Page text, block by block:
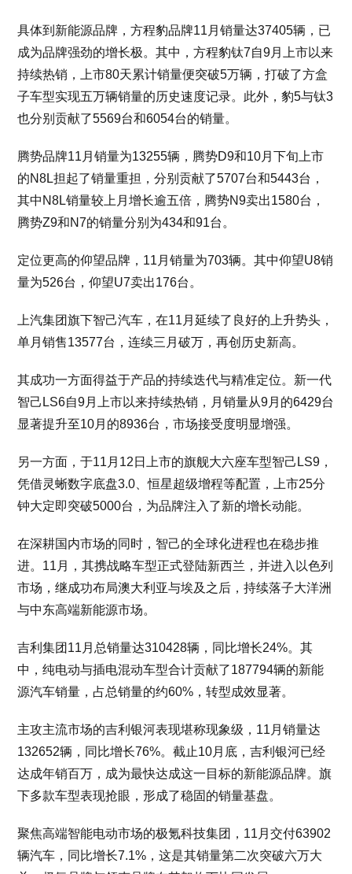
具体到新能源品牌，方程豹品牌11月销量达37405辆，已
成为品牌强劲的增长极。其中，方程豹钛7自9月上市以来
持续热销，上市80天累计销量便突破5万辆，打破了方盒
子车型实现五万辆销量的历史速度记录。此外，豹5与钛3
也分别贡献了5569台和6054台的销量。
腾势品牌11月销量为13255辆，腾势D9和10月下旬上市
的N8L担起了销量重担，分别贡献了5707台和5443台，
其中N8L销量较上月增长逾五倍，腾势N9卖出1580台，
腾势Z9和N7的销量分别为434和91台。
定位更高的仰望品牌，11月销量为703辆。其中仰望U8销
量为526台，仰望U7卖出176台。
上汽集团旗下智己汽车，在11月延续了良好的上升势头，
单月销售13577台，连续三月破万，再创历史新高。
其成功一方面得益于产品的持续迭代与精准定位。新一代
智己LS6自9月上市以来持续热销，月销量从9月的6429台
显著提升至10月的8936台，市场接受度明显增强。
另一方面，于11月12日上市的旗舰大六座车型智己LS9，
凭借灵蜥数字底盘3.0、恒星超级增程等配置，上市25分
钟大定即突破5000台，为品牌注入了新的增长动能。
在深耕国内市场的同时，智己的全球化进程也在稳步推
进。11月，其携战略车型正式登陆新西兰，并进入以色列
市场，继成功布局澳大利亚与埃及之后，持续落子大洋洲
与中东高端新能源市场。
吉利集团11月总销量达310428辆，同比增长24%。其
中，纯电动与插电混动车型合计贡献了187794辆的新能
源汽车销量，占总销量的约60%，转型成效显著。
主攻主流市场的吉利银河表现堪称现象级，11月销量达
132652辆，同比增长76%。截止10月底，吉利银河已经
达成年销百万，成为最快达成这一目标的新能源品牌。旗
下多款车型表现抢眼，形成了稳固的销量基盘。
聚焦高端智能电动市场的极氪科技集团，11月交付63902
辆汽车，同比增长7.1%，这是其销量第二次突破六万大